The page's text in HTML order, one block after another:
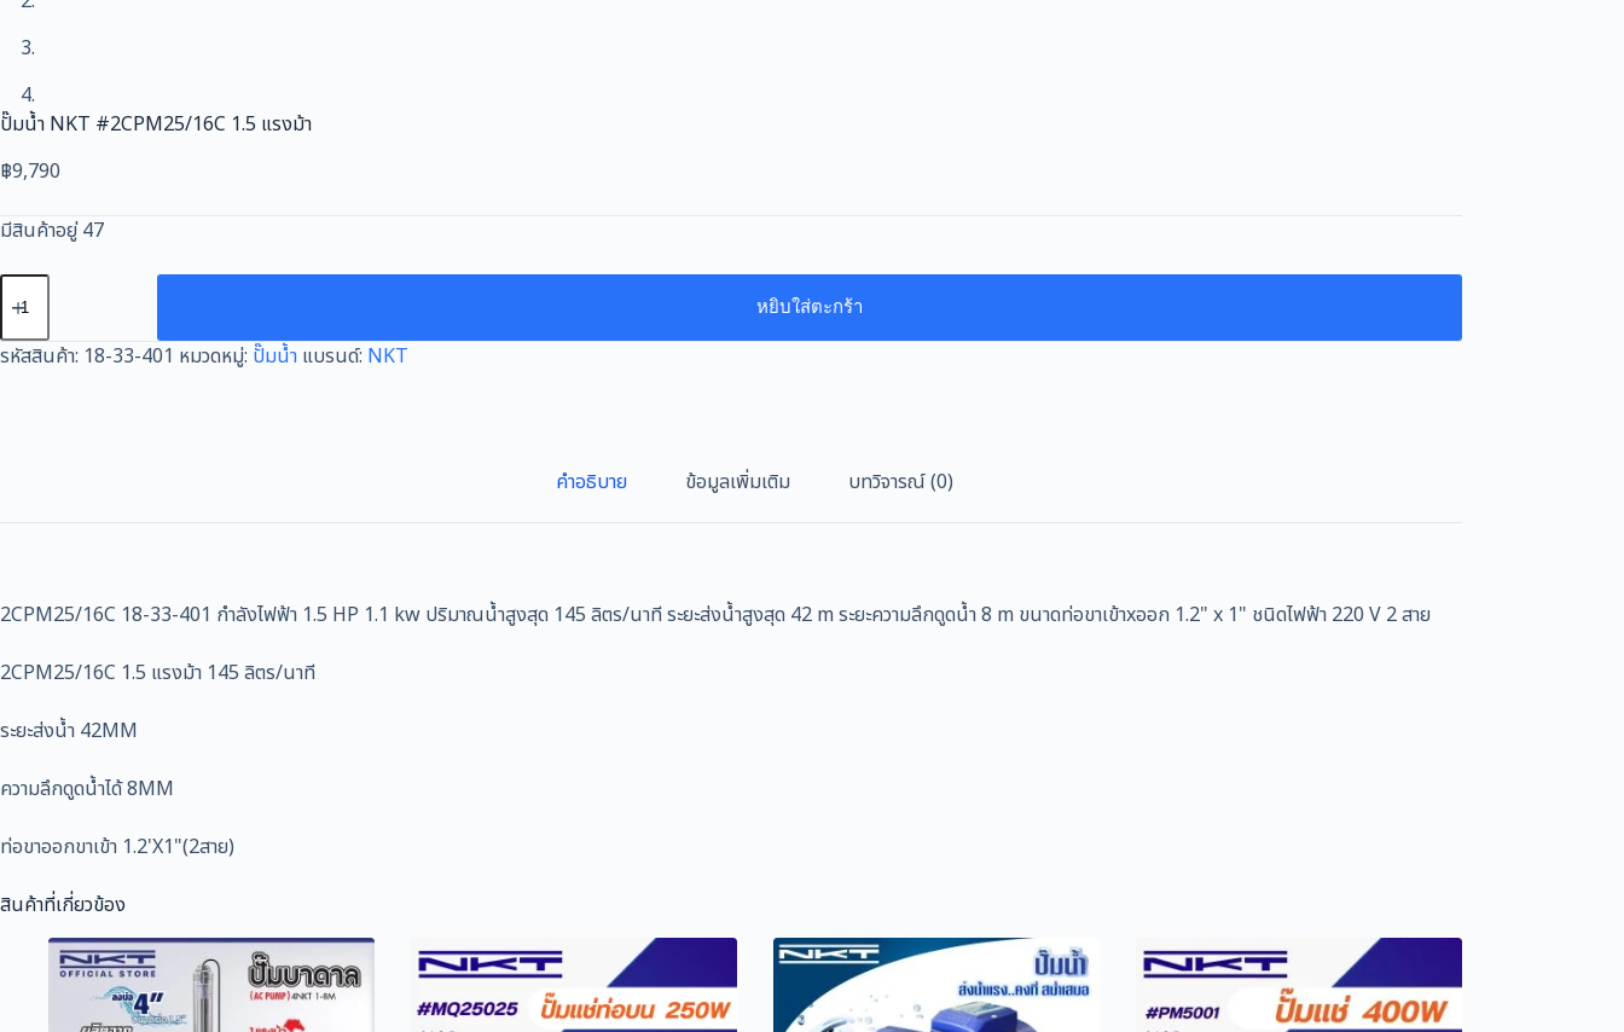
ปั๊มน้ำ NKT #2CPM25/16C 1.5 แรงม้า
฿9,790
มีสินค้าอยู่ 47
จำนวน
ปั๊ม
น้ำ
NKT
หยิบใส่ตะกร้า
รหัสสินค้า: 18-33-401 หมวดหมู่: ปั๊มน้ำ แบรนด์: NKT
คำอธิบาย ข้อมูลเพิ่มเติม บทวิจารณ์ (0)
2CPM25/16C 18-33-401 กำลังไฟฟ้า 1.5 HP 1.1 kw ปริมาณน้ำสูงสุด 145 ลิตร/นาที ระยะส่งน้ำสูงสุด 42 m ระยะความลึกดูดน้ำ 8 m ขนาดท่อขาเข้าxออก 1.2" x 1" ชนิดไฟฟ้า 220 V 2 สาย
2CPM25/16C 1.5 แรงม้า 145 ลิตร/นาที
ระยะส่งน้ำ 42MM
ความลึกดูดน้ำได้ 8MM
ท่อขาออกขาเข้า 1.2'X1"(2สาย)
สินค้าที่เกี่ยวข้อง